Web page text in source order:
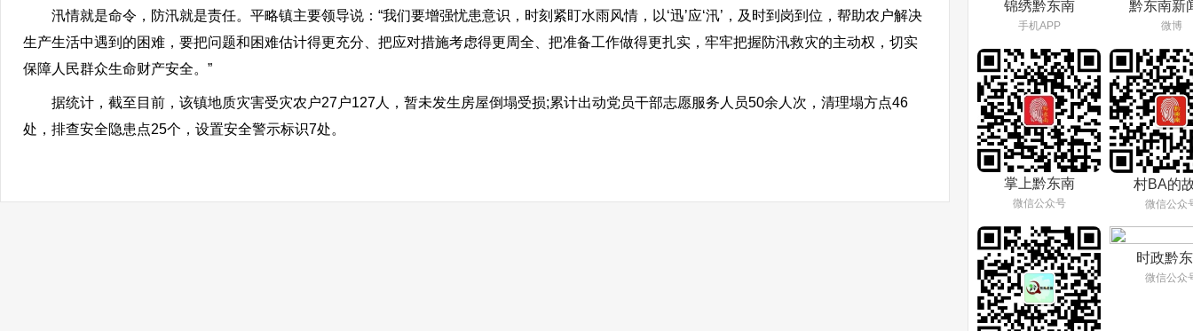
汛情就是命令，防汛就是责任。平略镇主要领导说：“我们要增强忧患意识，时刻紧盯水雨风情，以‘迅’应‘汛’，及时到岗到位，帮助农户解决
生产生活中遇到的困难，要把问题和困难估计得更充分、把应对措施考虑得更周全、把准备工作做得更扎实，牢牢把握防汛救灾的主动权，切实
保障人民群众生命财产安全。”
据统计，截至目前，该镇地质灾害受灾农户27户127人，暂未发生房屋倒塌受损;累计出动党员干部志愿服务人员50余人次，清理塌方点46
处，排查安全隐患点25个，设置安全警示标识7处。
锦绣黔东南
手机APP
黔东南新
微博
掌上黔东南
微信公众号
村BA的
微信公众
时政黔
微信公众